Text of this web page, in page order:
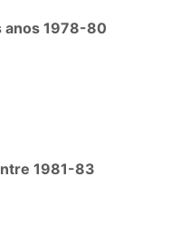
anos 1978-80
1981-83